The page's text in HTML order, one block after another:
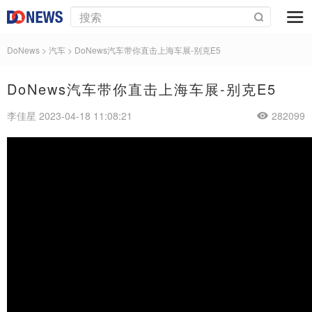
DoNews > 汽车 > DoNews汽车带你直击上海车展-别克E5
DoNews汽车带你直击上海车展-别克E5
李佳星 2023-04-18 11:08:21 282099